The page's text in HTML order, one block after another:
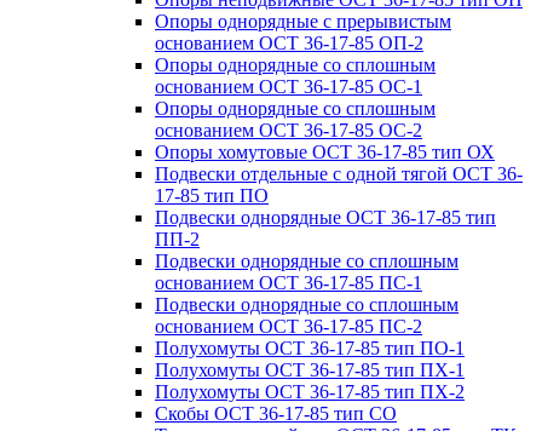
Опоры однорядные с прерывистым
основанием ОСТ 36-17-85 ОП-2
Опоры однорядные со сплошным
основанием ОСТ 36-17-85 ОС-1
Опоры однорядные со сплошным
основанием ОСТ 36-17-85 ОС-2
Опоры хомутовые ОСТ 36-17-85 тип ОХ
Подвески отдельные с одной тягой ОСТ 36-
17-85 тип ПО
Подвески однорядные ОСТ 36-17-85 тип
ПП-2
Подвески однорядные со сплошным
основанием ОСТ 36-17-85 ПС-1
Подвески однорядные со сплошным
основанием ОСТ 36-17-85 ПС-2
Полухомуты ОСТ 36-17-85 тип ПО-1
Полухомуты ОСТ 36-17-85 тип ПХ-1
Полухомуты ОСТ 36-17-85 тип ПХ-2
Скобы ОСТ 36-17-85 тип СО